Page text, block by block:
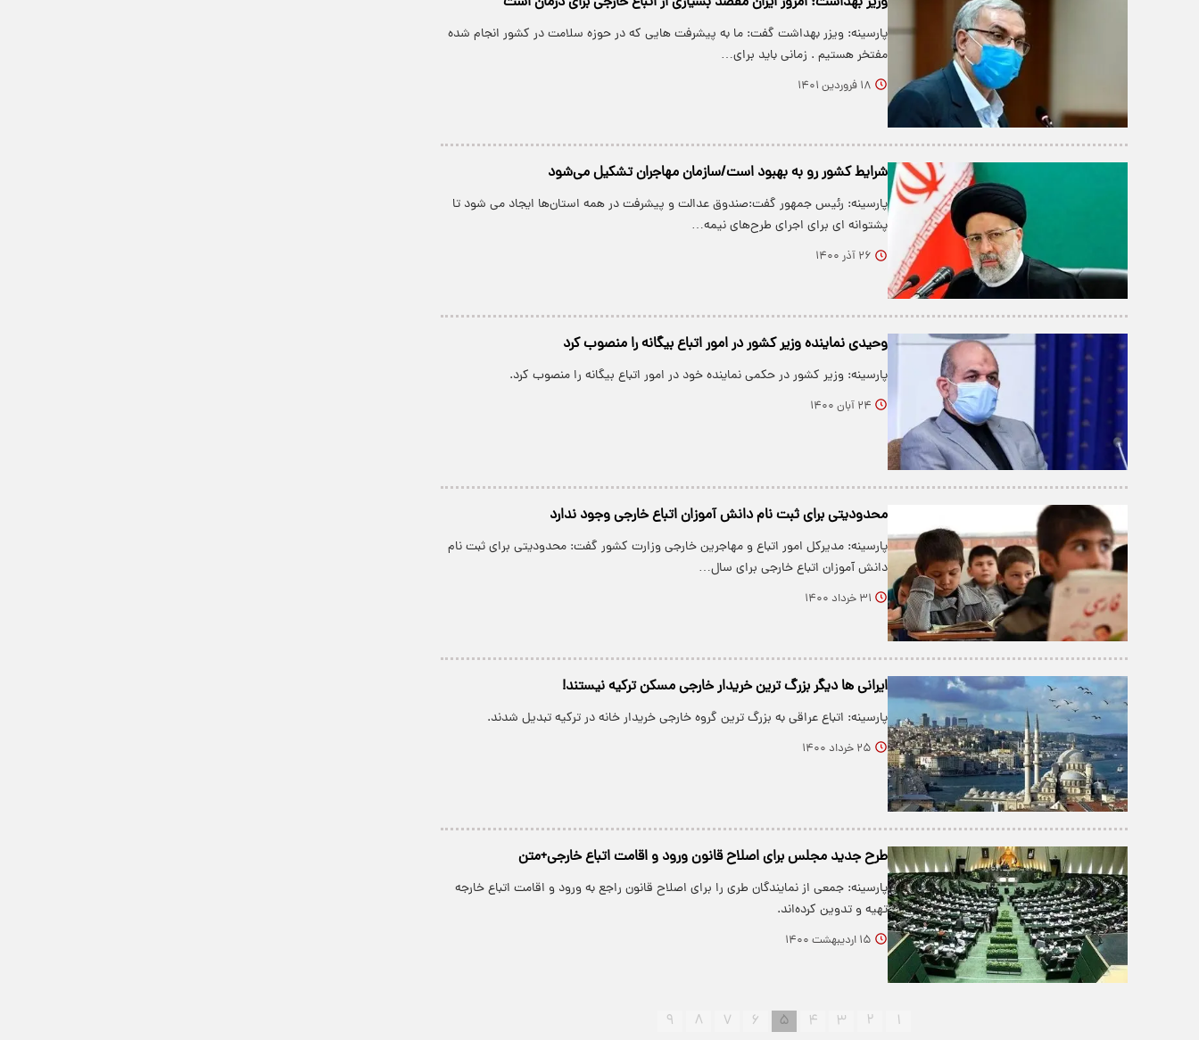
پارسینه: ویزر بهداشت گفت: ما به پیشرفت هایی که در حوزه سلامت در کشور انجام شده
مفتخر هستیم . زمانی باید برای…
۱۸ فروردین ۱۴۰۱
شرایط کشور رو به بهبود است/سازمان مهاجران تشکیل می‌شود
پارسینه: رئیس جمهور گفت:صندوق عدالت و پیشرفت در همه استان‌ها ایجاد می شود تا
پشتوانه ای برای اجرای طرح‌های نیمه…
۲۶ آذر ۱۴۰۰
وحیدی نماینده وزیر کشور در امور اتباع بیگانه را منصوب کرد
پارسینه: وزیر کشور در حکمی نماینده خود در امور اتباع بیگانه را منصوب کرد.
۲۴ آبان ۱۴۰۰
محدودیتی برای ثبت نام دانش آموزان اتباع خارجی وجود ندارد
پارسینه: مدیرکل امور اتباع و مهاجرین خارجی وزارت کشور گفت: محدودیتی برای ثبت نام
دانش آموزان اتباع خارجی برای سال…
۳۱ خرداد ۱۴۰۰
ایرانی ها دیگر بزرگ ترین خریدار خارجی مسکن ترکیه نیستند!
پارسینه: اتباع عراقی به بزرگ ترین گروه خارجی خریدار خانه در ترکیه تبدیل شدند.
۲۵ خرداد ۱۴۰۰
طرح جدید مجلس برای اصلاح قانون ورود و اقامت اتباع خارجی+متن
پارسینه: جمعی از نمایندگان طری را برای اصلاح قانون راجع به ورود و اقامت اتباع خارجه
تهیه و تدوین کرده‌اند.
۱۵ اردیبهشت ۱۴۰۰
۱ ۲ ۳ ۴ ۵ ۶ ۷ ۸ ۹